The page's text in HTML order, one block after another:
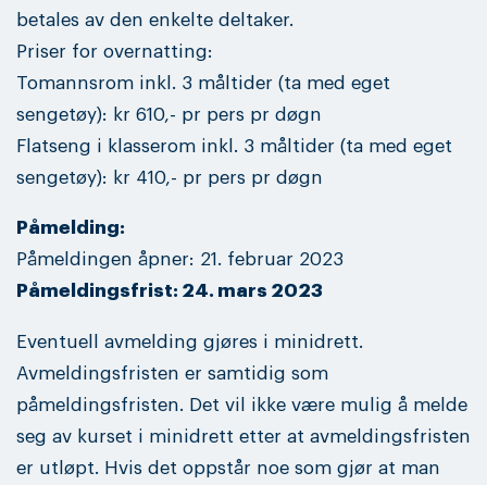
betales av den enkelte deltaker.
Priser for overnatting:
Tomannsrom inkl. 3 måltider (ta med eget
sengetøy): kr 610,- pr pers pr døgn
Flatseng i klasserom inkl. 3 måltider (ta med eget
sengetøy): kr 410,- pr pers pr døgn
Påmelding:
Påmeldingen åpner: 21. februar 2023
Påmeldingsfrist: 24. mars 2023
Eventuell avmelding gjøres i minidrett.
Avmeldingsfristen er samtidig som
påmeldingsfristen. Det vil ikke være mulig å melde
seg av kurset i minidrett etter at avmeldingsfristen
er utløpt. Hvis det oppstår noe som gjør at man